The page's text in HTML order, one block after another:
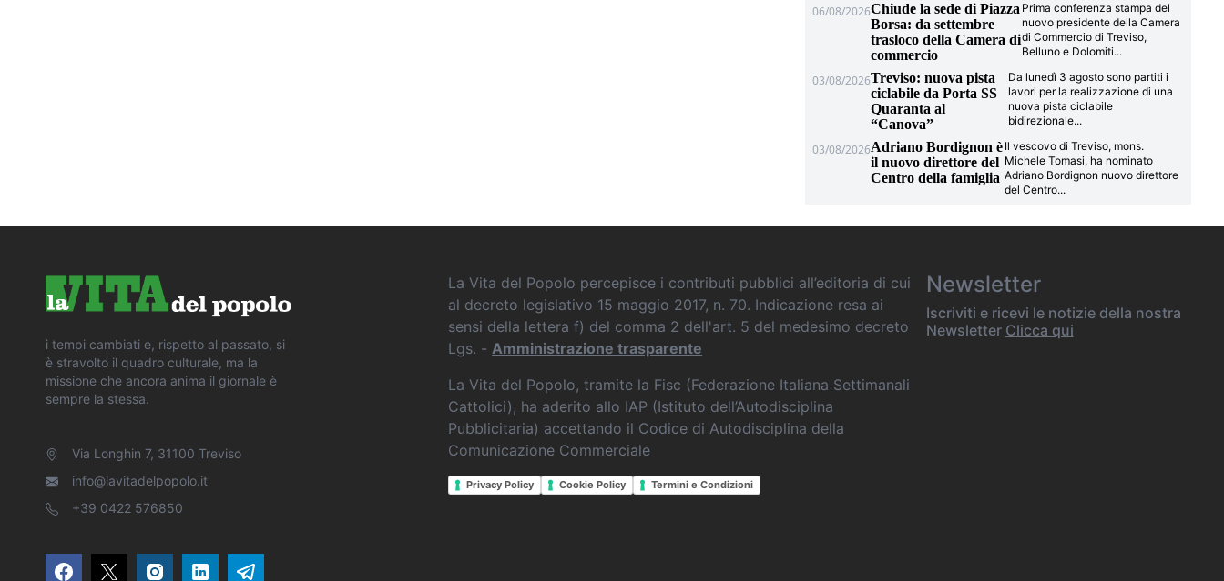
06/08/2026Chiude la sede di Piazza
Borsa: da settembre
trasloco della Camera di
commercio
Prima conferenza stampa del
nuovo presidente della Camera
di Commercio di Treviso,
Belluno e Dolomiti...
03/08/2026Treviso: nuova pista
ciclabile da Porta SS
Quaranta al
“Canova”
Da lunedì 3 agosto sono partiti i
lavori per la realizzazione di una
nuova pista ciclabile
bidirezionale...
03/08/2026Adriano Bordignon è
il nuovo direttore del
Centro della famiglia
Il vescovo di Treviso, mons.
Michele Tomasi, ha nominato
Adriano Bordignon nuovo direttore
del Centro...
i tempi cambiati e, rispetto al passato, si
è stravolto il quadro culturale, ma la
missione che ancora anima il giornale è
sempre la stessa.
Via Longhin 7, 31100 Treviso
info@lavitadelpopolo.it
+39 0422 576850
La Vita del Popolo percepisce i contributi pubblici all’editoria di cui
al decreto legislativo 15 maggio 2017, n. 70. Indicazione resa ai
sensi della lettera f) del comma 2 dell'art. 5 del medesimo decreto
Lgs. -Amministrazione trasparente
La Vita del Popolo, tramite la Fisc (Federazione Italiana Settimanali
Cattolici), ha aderito allo IAP (Istituto dell’Autodisciplina
Pubblicitaria) accettando il Codice di Autodisciplina della
Comunicazione Commerciale
Privacy Policy Cookie Policy Termini e Condizioni
Newsletter
Iscriviti e ricevi le notizie della nostra
Newsletter Clicca qui